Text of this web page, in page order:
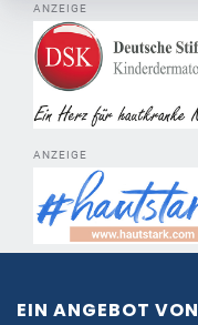
ANZEIGE
ANZEIGE
EIN ANGEBOT VON